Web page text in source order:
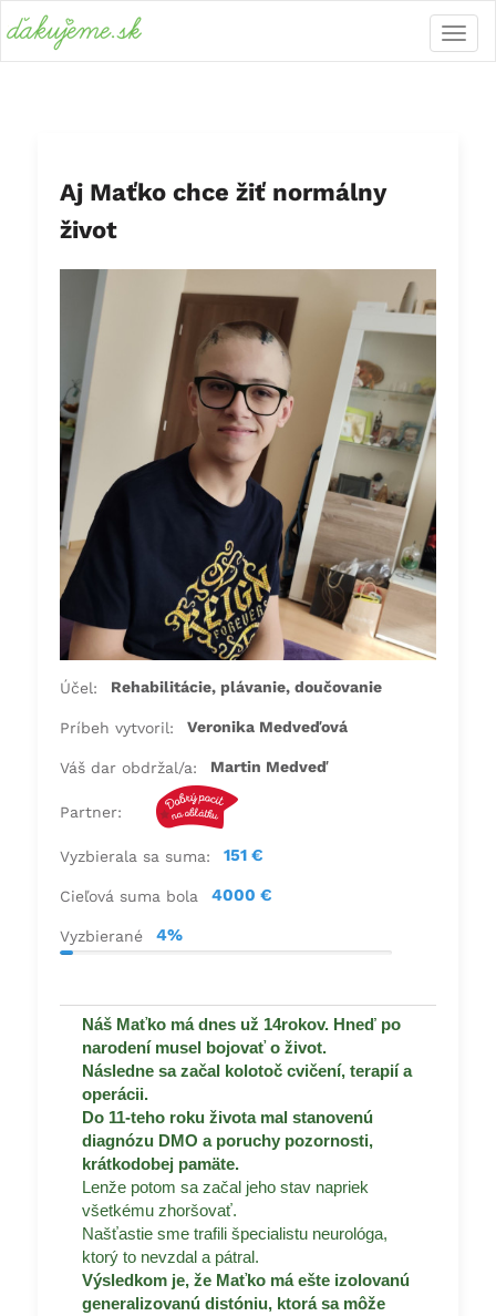
Aj Maťko chce žiť normálny
život
Účel: Rehabilitácie, plávanie, doučovanie
Príbeh vytvoril: Veronika Medveďová
Váš dar obdržal/a: Martin Medveď
Partner:
Vyzbierala sa suma: 151 €
Cieľová suma bola 4000 €
Vyzbierané 4%
Náš Maťko má dnes už 14rokov. Hneď po
narodení musel bojovať o život.
Následne sa začal kolotoč cvičení, terapií a
operácii.
Do 11-teho roku života mal stanovenú
diagnózu DMO a poruchy pozornosti,
krátkodobej pamäte.
Lenže potom sa začal jeho stav napriek
všetkému zhoršovať.
Našťastie sme trafili špecialistu neurológa,
ktorý to nevzdal a pátral.
Výsledkom je, že Maťko má ešte izolovanú
generalizovanú distóniu, ktorá sa môže